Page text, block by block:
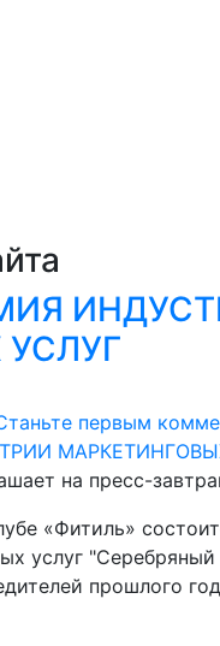
первым
на пресс-
«Фитиль»
услуг
прошлого